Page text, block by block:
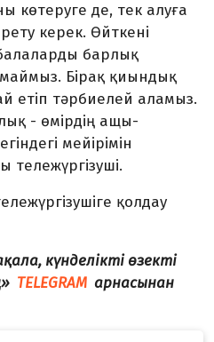
көтеруге де, тек алуға
керек. Өйткені
балаларды барлық
Бірақ қиындық
етіп тәрбиелей аламыз.
- өмірдің ащы-
мейірімін
тележүргізуші.
қолдау
күнделікті өзекті
TELEGRAM арнасынан